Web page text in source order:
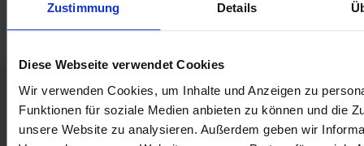
Zustimmung Details
Diese Webseite verwendet Cookies
Wir verwenden Cookies, um Inhalte und Anzeigen zu
Funktionen für soziale Medien anbieten zu können und die
unsere Website zu analysieren. Außerdem geben wir
Largeur:45 cm
Contactez-nous